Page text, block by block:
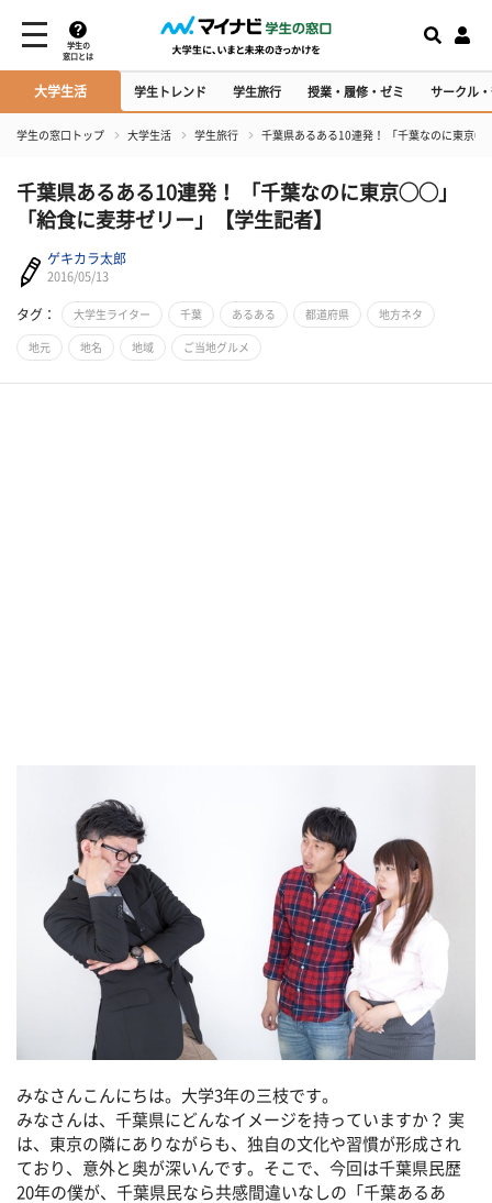
学生の
窓口とは
大学生活 学生トレンド 学生旅行 授業・履修・ゼミ サークル
学生の窓口トップ 大学生活 学生旅行 千葉県あるある10連発！ 「千葉なのに東京
千葉県あるある10連発！ 「千葉なのに東京◯◯」
「給食に麦芽ゼリー」【学生記者】
ゲキカラ太郎
2016/05/13
タグ： 大学生ライター 千葉 あるある 都道府県 地方ネタ
地元 地名 地域 ご当地グルメ
みなさんこんにちは。大学3年の三枝です。
みなさんは、千葉県にどんなイメージを持っていますか？ 実
は、東京の隣にありながらも、独自の文化や習慣が形成され
ており、意外と奥が深いんです。そこで、今回は千葉県民歴
20年の僕が、千葉県民なら共感間違いなしの「千葉あるあ